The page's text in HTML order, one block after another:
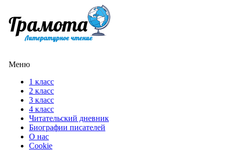
Меню
1 класс
2 класс
3 класс
4 класс
Читательский дневник
Биографии писателей
О нас
Cookie